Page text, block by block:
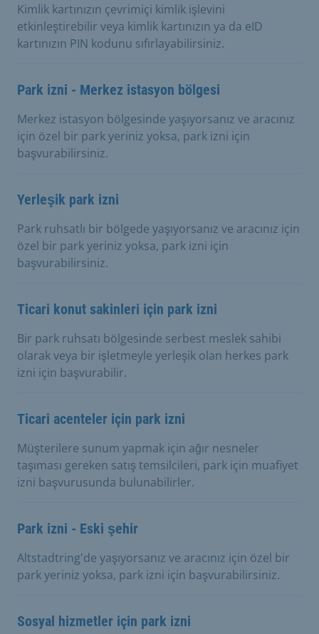
Kimlik kartınızın çevrimiçi kimlik işlevini
etkinleştirebilir veya kimlik kartınızın ya da eID
kartınızın PIN kodunu sıfırlayabilirsiniz.
Park izni - Merkez istasyon bölgesi
Merkez istasyon bölgesinde yaşıyorsanız ve aracınız
için özel bir park yeriniz yoksa, park izni için
başvurabilirsiniz.
Yerleşik park izni
Park ruhsatlı bir bölgede yaşıyorsanız ve aracınız için
özel bir park yeriniz yoksa, park izni için
başvurabilirsiniz.
Ticari konut sakinleri için park izni
Bir park ruhsatı bölgesinde serbest meslek sahibi
olarak veya bir işletmeyle yerleşik olan herkes park
izni için başvurabilir.
Ticari acenteler için park izni
Müşterilere sunum yapmak için ağır nesneler
taşıması gereken satış temsilcileri, park için muafiyet
izni başvurusunda bulunabilirler.
Park izni - Eski şehir
Altstadtring'de yaşıyorsanız ve aracınız için özel bir
park yeriniz yoksa, park izni için başvurabilirsiniz.
Sosyal hizmetler için park izni